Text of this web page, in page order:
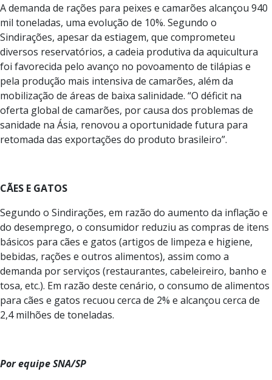
A demanda de rações para peixes e camarões alcançou 940
mil toneladas, uma evolução de 10%. Segundo o
Sindirações, apesar da estiagem, que comprometeu
diversos reservatórios, a cadeia produtiva da aquicultura
foi favorecida pelo avanço no povoamento de tilápias e
pela produção mais intensiva de camarões, além da
mobilização de áreas de baixa salinidade. “O déficit na
oferta global de camarões, por causa dos problemas de
sanidade na Ásia, renovou a oportunidade futura para
retomada das exportações do produto brasileiro”.
CÃES E GATOS
Segundo o Sindirações, em razão do aumento da inflação e
do desemprego, o consumidor reduziu as compras de itens
básicos para cães e gatos (artigos de limpeza e higiene,
bebidas, rações e outros alimentos), assim como a
demanda por serviços (restaurantes, cabeleireiro, banho e
tosa, etc.). Em razão deste cenário, o consumo de alimentos
para cães e gatos recuou cerca de 2% e alcançou cerca de
2,4 milhões de toneladas.
Por equipe SNA/SP